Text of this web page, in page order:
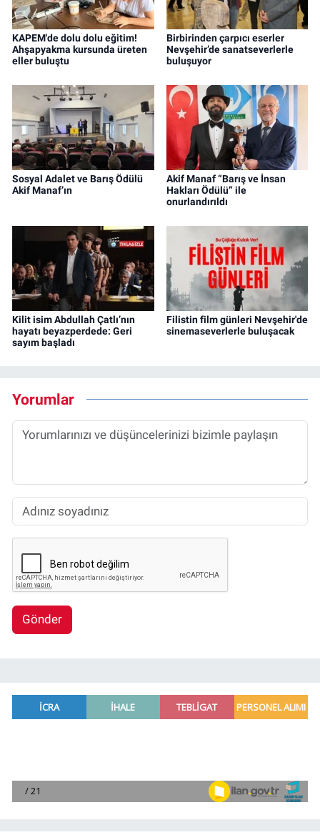
KAPEM'de dolu dolu eğitim!
Ahşapyakma kursunda üreten
eller buluştu
Birbirinden çarpıcı eserler
Nevşehir’de sanatseverlerle
buluşuyor
Sosyal Adalet ve Barış Ödülü
Akif Manaf’ın
Akif Manaf “Barış ve İnsan
Hakları Ödülü” ile
onurlandırıldı
Kilit isim Abdullah Çatlı’nın
hayatı beyazperdede: Geri
sayım başladı
Filistin film günleri Nevşehir'de
sinemaseverlerle buluşacak
Yorumlar
Gönder